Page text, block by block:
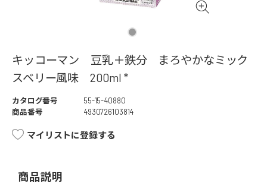
キッコーマン 豆乳＋鉄分 まろやかなミック
スベリー風味 200ml *
カタログ番号
55-15-40880
商品番号
4930726103814
マイリストに登録する
商品説明